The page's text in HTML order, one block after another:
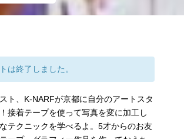
は終了しました。
ト、K-NARFが京都に自分のアートスタ
接着テープを使って写真を変に加工し
テクニックを学べるよ。5才からのお友